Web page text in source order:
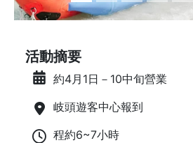
活動摘要
約4月1日－10中旬營業
岐頭遊客中心報到
程約6~7小時